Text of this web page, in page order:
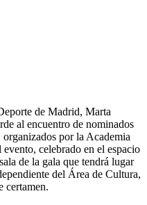
de Madrid, Marta
al encuentro de nominados
por la Academia
celebrado en el espacio
de la gala que tendrá lugar
del Área de Cultura,
certamen.